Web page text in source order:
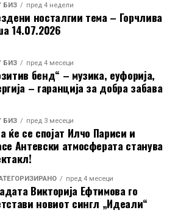
и искрена порака до своите
јавно на сите да се
поддршка што ми ја
нула, а сега стигнав до 4700
Ве сакам!“
искреност и благодарност ја
до публиката. Во време кога
во трендови без вредност,
Стефанија Костадинова
порака, дека македонската
БИЗ пред 4 недели
носталгии тема – Горчлива
14.07.2026
БИЗ пред 4 месеци
бенд“ – музика, еуфорија,
– гаранција за добра забава
БИЗ пред 3 месеци
ќе се спојат Илчо Париси и
Антевски атмосферата станува
пред 4 месеци
Викторија Ефтимова го
новиот сингл „Идеали“